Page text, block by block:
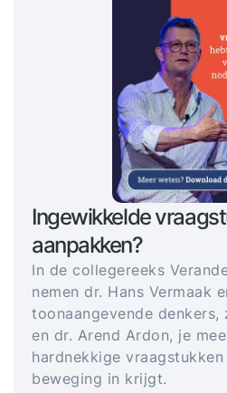
Ingewikkelde
aanpakken?
In de collegereeks
nemen dr. Hans Vermaak
toonaangevende denkers,
en dr. Arend Ardon, je
hardnekkige
beweging in krijgt.